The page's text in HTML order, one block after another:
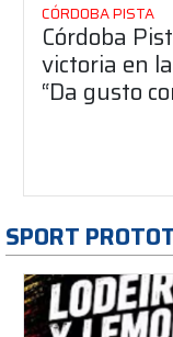
CÓRDOBA PISTA
Córdoba
victoria en
“Da gusto
SPORT